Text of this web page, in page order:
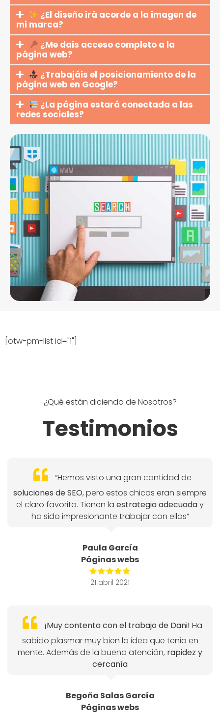
¿El diseño irá acorde a la imagen de
mi marca?
¿Me dais acceso completo a la
página web?
¿Trabajáis el posicionamiento de la
página web en Google?
¿La página estará conectada a las
redes sociales?
[otw-pm-list id="1"]
¿Qué están diciendo de Nosotros?
Testimonios
“Hemos visto una gran cantidad de
soluciones de SEO, pero estos chicos eran siempre
el claro favorito. Tienen la estrategia adecuaday
ha sido impresionante trabajar con ellos”
Paula García
Páginas webs
21 abril 2021
¡Muy contenta con el trabajo de Dani! Ha
sabido plasmar muy bien la idea que tenia en
mente. Además de la buena atención, rapidez y
cercanía
Begoña Salas García
Páginas webs